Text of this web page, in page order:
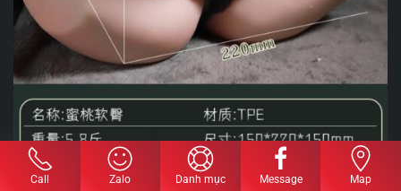
Call Zalo Danh mục Message Map